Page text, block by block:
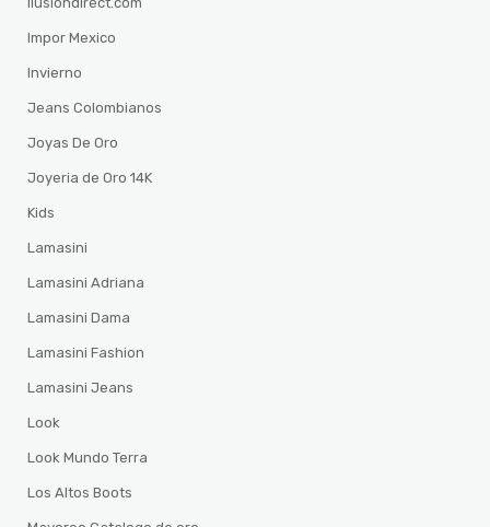
Impor Mexico
Invierno
Jeans Colombianos
Joyas De Oro
Joyeria de Oro 14K
Kids
Lamasini
Lamasini Adriana
Lamasini Dama
Lamasini Fashion
Lamasini Jeans
Look
Look Mundo Terra
Los Altos Boots